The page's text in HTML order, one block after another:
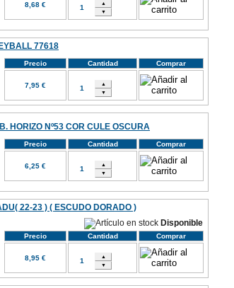
8,68 €
77618
Precio Cantidad Comprar
7,95 €
HORIZO Nº53 COR CULE OSCURA
Precio Cantidad Comprar
6,25 €
22-23 ) ( ESCUDO DORADO )
Disponible
Precio Cantidad Comprar
8,95 €